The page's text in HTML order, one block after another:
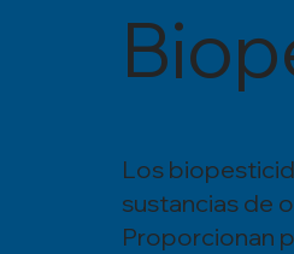
Los
sustancias de
Proporcionan